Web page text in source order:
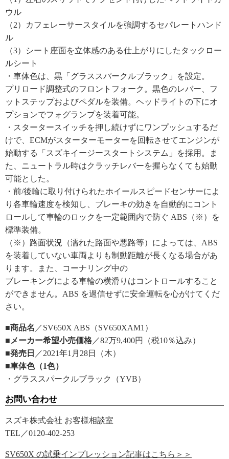
ウル
（2）カフェレーサースタイルを強調するセパレートハンド
ル
（3）シート座面を立体感のある仕上がりにしたタックロー
ルシート
・車体色は、黒「グラススパークルブラック」を設定。
プリロード調整式のフロントフォーク。黒色のレバー、フ
ットステップおよびペダルを装備。ヘッドライトの下にオ
プションでフォグランプを装着可能。
・スタータースイッチを押し続けずにワンプッシュするだ
けで、ECMがスターターモーターを回転させてエンジンが
始動する「スズキイージースタートシステム」を採用。ま
た、ニュートラル時はクラッチレバーを握らなくても始動
可能とした。
・前/後輪に取り付けられたホイールスピードセンサーによ
り各車輪速度を検知し、ブレーキの効きを自動的にコント
ロールして車輪のロックを一定範囲内で防ぐ ABS（※）を
標準装備。
（※）路面状況（濡れた路面や悪路等）によっては、ABS
を装着していない車両よりも制動距離が長くなる場合があ
ります。また、コーナリング中の
ブレーキングによる車輪の横滑りはコントロールすること
ができません。ABS を過信せずに安全運転を心がけてくだ
さい。
■商品名 ／SV650X ABS（SV650XAM1）
■メーカー希望小売価格 ／82万9,400円（税10％込み）
■発売日 ／2021年1月28日（木）
■車体色（1色）
・グラススパークルブラック（YVB）
お問い合わせ
スズキ株式会社 お客様相談室
TEL／0120-402-253
SV650X の試乗インプレッション記事はこちら＞＞